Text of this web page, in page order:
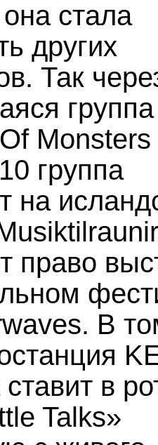
стала
других
Так
группа
на
право
В
в
Talks»